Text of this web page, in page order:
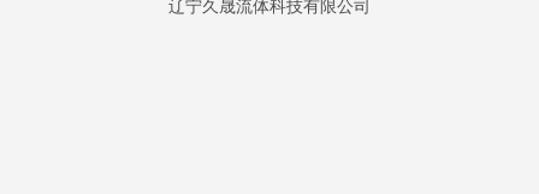
辽宁久晟流体科技有限公司